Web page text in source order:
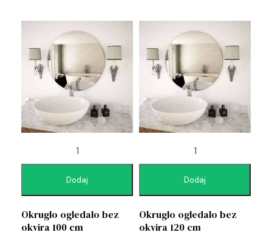
Dodaj
Okruglo ogledalo bez
okvira 100 cm
Dodaj
Okruglo ogledalo bez
okvira 120 cm